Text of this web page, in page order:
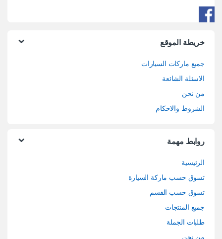
خريطة الموقع
جميع ماركات السيارات
الاسئلة الشائعة
من نحن
الشروط والاحكام
روابط مهمة
الرئيسية
تسوق حسب ماركة السيارة
تسوق حسب القسم
جميع المنتجات
طلبات الجملة
من نحن